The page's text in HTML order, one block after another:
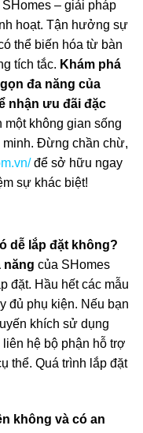
SHomes – giải pháp
hoạt. Tận hưởng sự
thể biến hóa từ bàn
tích tắc. Khám phá
đa năng của
nhận ưu đãi đặc
một không gian sống
Đừng chần chừ,
để sở hữu ngay
sự khác biệt!
dễ lắp đặt không?
năng của SHomes
đặt. Hầu hết các mẫu
đủ phụ kiện. Nếu bạn
khích sử dụng
hệ bộ phận hỗ trợ
thể. Quá trình lắp đặt
không và có an